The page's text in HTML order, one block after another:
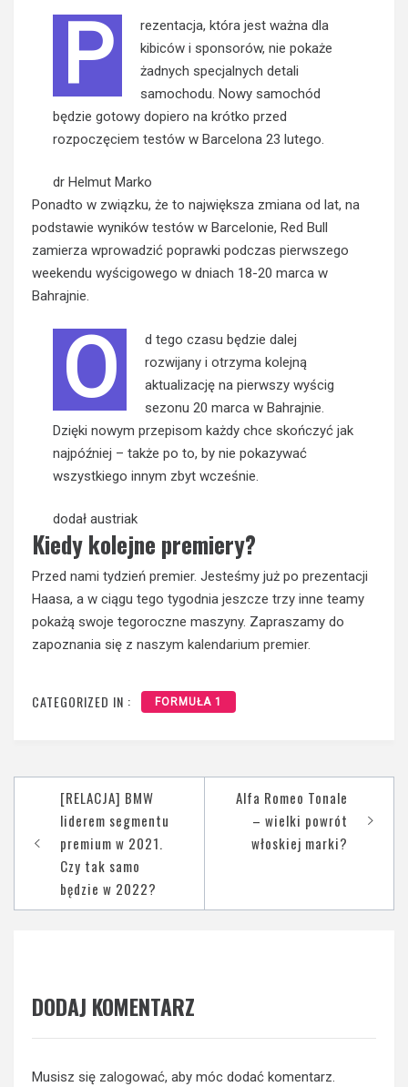
P
rezentacja, która jest ważna dla
kibiców i sponsorów, nie pokaże
żadnych specjalnych detali
samochodu. Nowy samochód
będzie gotowy dopiero na krótko przed
rozpoczęciem testów w Barcelona 23 lutego.
dr Helmut Marko
Ponadto w związku, że to największa zmiana od lat, na
podstawie wyników testów w Barcelonie, Red Bull
zamierza wprowadzić poprawki podczas pierwszego
weekendu wyścigowego w dniach 18-20 marca w
Bahrajnie.
O
d tego czasu będzie dalej
rozwijany i otrzyma kolejną
aktualizację na pierwszy wyścig
sezonu 20 marca w Bahrajnie.
Dzięki nowym przepisom każdy chce skończyć jak
najpóźniej – także po to, by nie pokazywać
wszystkiego innym zbyt wcześnie.
dodał austriak
Kiedy kolejne premiery?
Przed nami tydzień premier. Jesteśmy już po prezentacji
Haasa, a w ciągu tego tygodnia jeszcze trzy inne teamy
pokażą swoje tegoroczne maszyny. Zapraszamy do
zapoznania się z naszym kalendarium premier.
CATEGORIZED IN : FORMUŁA 1
Nawigacja
wpisu
[RELACJA] BMW
liderem segmentu
premium w 2021.
Czy tak samo
będzie w 2022?
Alfa Romeo Tonale
– wielki powrót
włoskiej marki?
DODAJ KOMENTARZ
Musisz się zalogować, aby móc dodać komentarz.